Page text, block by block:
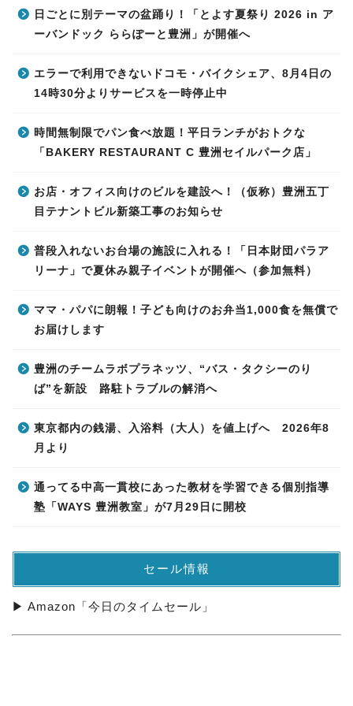
日ごとに別テーマの盆踊り！「とよす夏祭り 2026 in ア
ーバンドック ららぽーと豊洲」が開催へ
エラーで利用できないドコモ・バイクシェア、8月4日の
14時30分よりサービスを一時停止中
時間無制限でパン食べ放題！平日ランチがおトクな
「BAKERY RESTAURANT C 豊洲セイルパーク店」
お店・オフィス向けのビルを建設へ！（仮称）豊洲五丁
目テナントビル新築工事のお知らせ
普段入れないお台場の施設に入れる！「日本財団パラア
リーナ」で夏休み親子イベントが開催へ（参加無料）
ママ・パパに朗報！子ども向けのお弁当1,000食を無償で
お届けします
豊洲のチームラボプラネッツ、“バス・タクシーのり
ば”を新設 路駐トラブルの解消へ
東京都内の銭湯、入浴料（大人）を値上げへ 2026年8
月より
通ってる中高一貫校にあった教材を学習できる個別指導
塾「WAYS 豊洲教室」が7月29日に開校
セール情報
▶ Amazon「今日のタイムセール」